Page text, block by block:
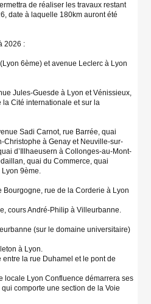
de réaliser les travaux restant
date à laquelle 180km auront été
2026 :
6ème) et avenue Leclerc à Lyon
Jules-Guesde à Lyon et Vénissieux,
Cité internationale et sur la
Sadi Carnot, rue Barrée, quai
Christophe à Genay et Neuville-sur-
d’Illhaeusern à Collonges-au-Mont-
quai du Commerce, quai
Lyon 9ème.
Bourgogne, rue de la Corderie à Lyon
cours André-Philip à Villeurbanne.
(sur le domaine universitaire)
à Lyon.
la rue Duhamel et le pont de
locale Lyon Confluence démarrera ses
comporte une section de la Voie